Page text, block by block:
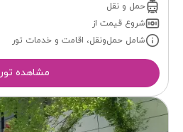
حمل و نقل
شروع قیمت از
شامل حمل‌ونقل، اقامت و خدمات تور
مشاهده تور